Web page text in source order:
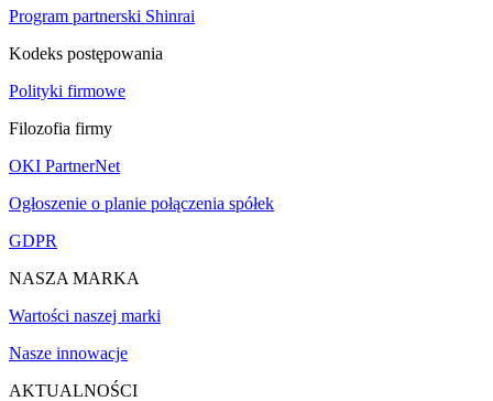
Program partnerski Shinrai
Kodeks postępowania
Polityki firmowe
Filozofia firmy
OKI PartnerNet
Ogłoszenie o planie połączenia spółek
GDPR
NASZA MARKA
Wartości naszej marki
Nasze innowacje
AKTUALNOŚCI